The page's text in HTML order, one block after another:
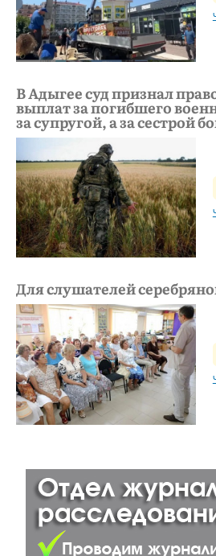
В Адыгее суд признал
выплат за погибшего
за супругой, а за сестрой
Для слушателей